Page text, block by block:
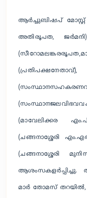
ആർച്ചുബിഷപ്
അതിരൂപത,
(മാവേലിക്കര
(ചങ്ങനാശ്ശേരി
(ചങ്ങനാശ്ശേരി
ആശംസകളർപ്പിച്ചു.
മാർ തോമസ് തറയിൽ,